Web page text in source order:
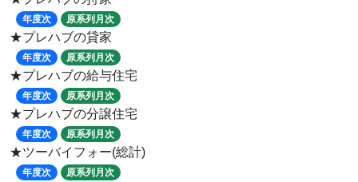
年度次 原系列月次
★プレハブの貸家
年度次 原系列月次
★プレハブの給与住宅
年度次 原系列月次
★プレハブの分譲住宅
年度次 原系列月次
★ツーバイフォー(総計)
年度次 原系列月次